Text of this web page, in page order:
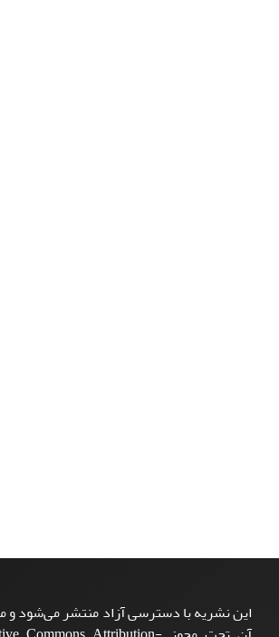
این نشریه با دسترسی آزاد منتشر می‌شود و